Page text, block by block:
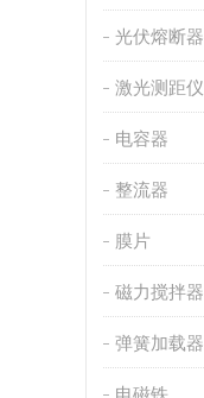
光伏熔断器
激光测距仪
电容器
整流器
膜片
磁力搅拌器
弹簧加载器
电磁铁